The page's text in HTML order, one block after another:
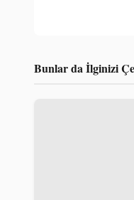
Bunlar da İlginizi